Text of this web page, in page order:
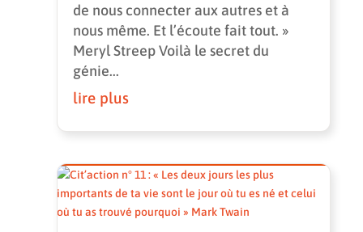
de nous connecter aux autres et à
nous même. Et l’écoute fait tout. »
Meryl Streep Voilà le secret du
génie...
lire plus